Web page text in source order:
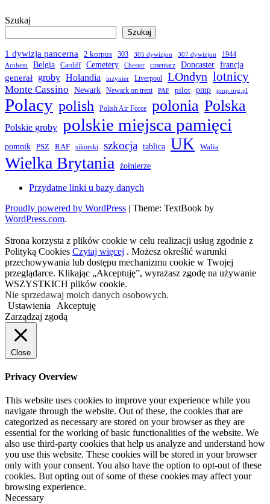
Szukaj
Szukaj
1 dywizja pancerna 2 korpus 303 305 dywizjon 307 dywizjon 1944
Arnhem Belgia Cardiff Cemetery Chester cmentarz Doncaster francja
generał
groby Holandia inżynier Liverpool LOndyn lotnicy
Monte Cassino Newark Newark on trent PAF pilot pmp pmp.org.pl
Polacy polish Polish Air Force polonia Polska
Polskie groby polskie miejsca pamięci
pomnik PSZ RAF sikorski szkocja tablica UK Walia
Wielka Brytania żołnierze
Przydatne linki u bazy danych
Proudly powered by WordPress | Theme: TextBook by
WordPress.com.
Strona korzysta z plików cookie w celu realizacji usług zgodnie z
Polityką Cookies Czytaj więcej . Możesz określić warunki
przechowywania lub dostępu mechanizmu cookie w Twojej
przeglądarce. Klikając „Akceptuję”, wyrażasz zgodę na używanie
WSZYSTKICH plików cookie.
Nie sprzedawaj moich danych osobowych.
Ustawienia
Akceptuję
Zarządzaj zgodą
Close
Privacy Overview
This website uses cookies to improve your experience while you
navigate through the website. Out of these, the cookies that are
categorized as necessary are stored on your browser as they are
essential for the working of basic functionalities of the website. We
also use third-party cookies that help us analyze and understand how
you use this website. These cookies will be stored in your browser
only with your consent. You also have the option to opt-out of these
cookies. But opting out of some of these cookies may affect your
browsing experience.
Necessary